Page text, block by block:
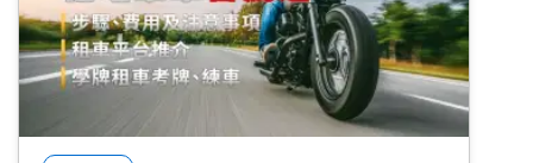
險 經驗，比較逾 60 間保險公司，提供特低全保
及三保保費。